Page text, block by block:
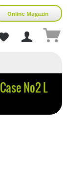
Online Magazin
No2 L